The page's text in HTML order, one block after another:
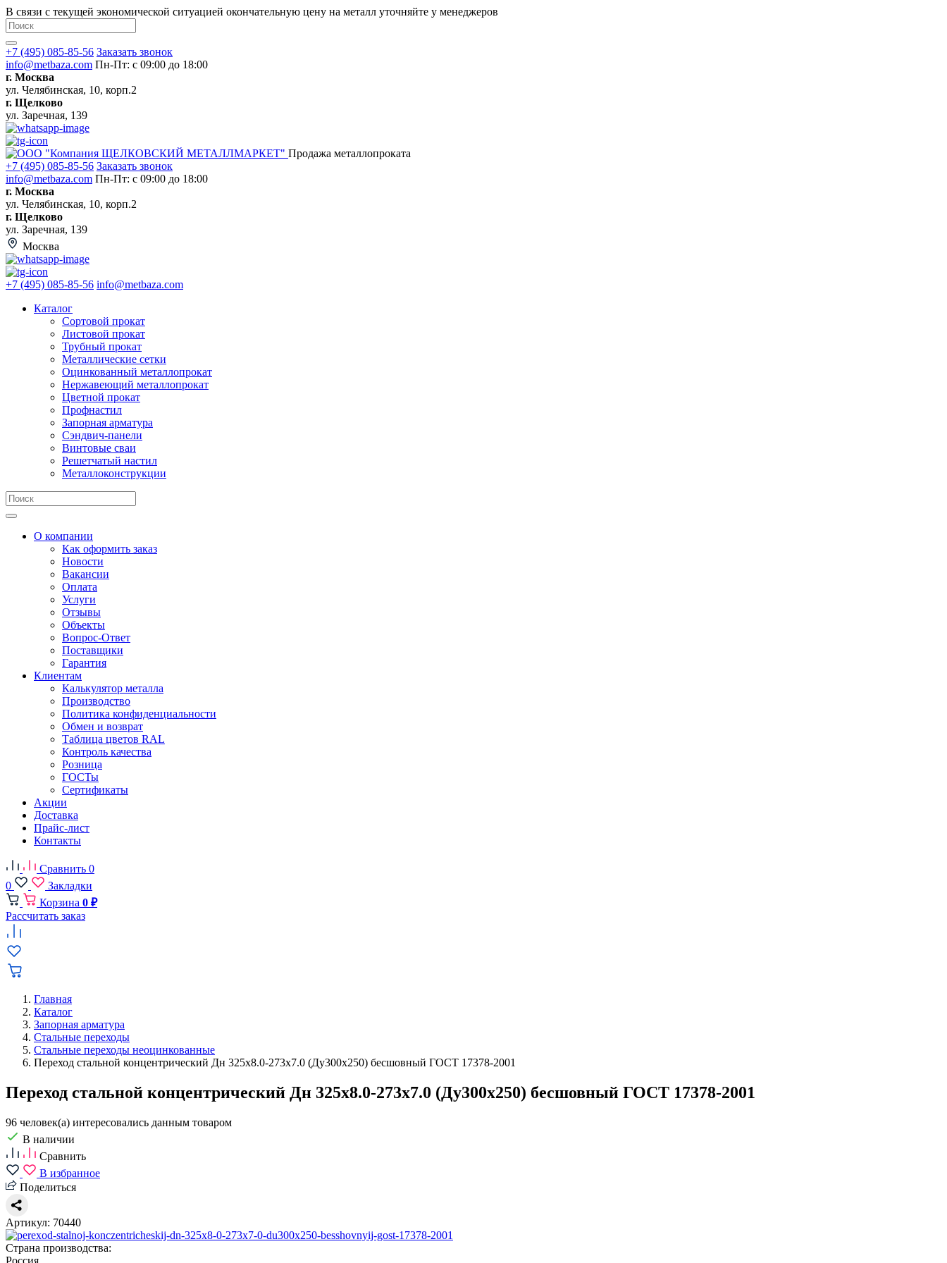
В связи с текущей экономической ситуацией окончательную цену на металл уточняйте у менеджеров
+7 (495) 085-85-56 Заказать звонок
info@metbaza.com Пн-Пт: с 09:00 до 18:00
г. Москва
ул. Челябинская, 10, корп.2
г. Щелково
ул. Заречная, 139
Продажа металлопроката
+7 (495) 085-85-56 Заказать звонок
info@metbaza.com Пн-Пт: с 09:00 до 18:00
г. Москва
ул. Челябинская, 10, корп.2
г. Щелково
ул. Заречная, 139
Москва
+7 (495) 085-85-56 info@metbaza.com
Каталог
Сортовой прокат
Листовой прокат
Трубный прокат
Металлические сетки
Оцинкованный металлопрокат
Нержавеющий металлопрокат
Цветной прокат
Профнастил
Запорная арматура
Сэндвич-панели
Винтовые сваи
Решетчатый настил
Металлоконструкции
О компании
Как оформить заказ
Новости
Вакансии
Оплата
Услуги
Отзывы
Объекты
Вопрос-Ответ
Поставщики
Гарантия
Клиентам
Калькулятор металла
Производство
Политика конфиденциальности
Обмен и возврат
Таблица цветов RAL
Контроль качества
Розница
ГОСТы
Сертификаты
Акции
Доставка
Прайс-лист
Контакты
Сравнить 0
0
Закладки
Корзина 0 ₽
Рассчитать заказ
Главная
Каталог
Запорная арматура
Стальные переходы
Стальные переходы неоцинкованные
Переход стальной концентрический Дн 325х8.0-273х7.0 (Ду300х250) бесшовный ГОСТ 17378-2001
Переход стальной концентрический Дн 325х8.0-273х7.0 (Ду300х250) бесшовный ГОСТ 17378-2001
96 человек(а) интересовались данным товаром
В наличии
Сравнить
В избранное
Поделиться
Артикул: 70440
Страна производства:
Россия